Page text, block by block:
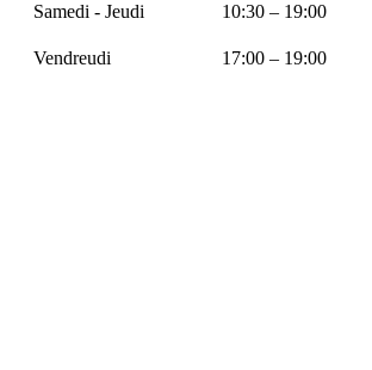
Samedi - Jeudi 10:30 – 19:00
Vendreudi 17:00 – 19:00